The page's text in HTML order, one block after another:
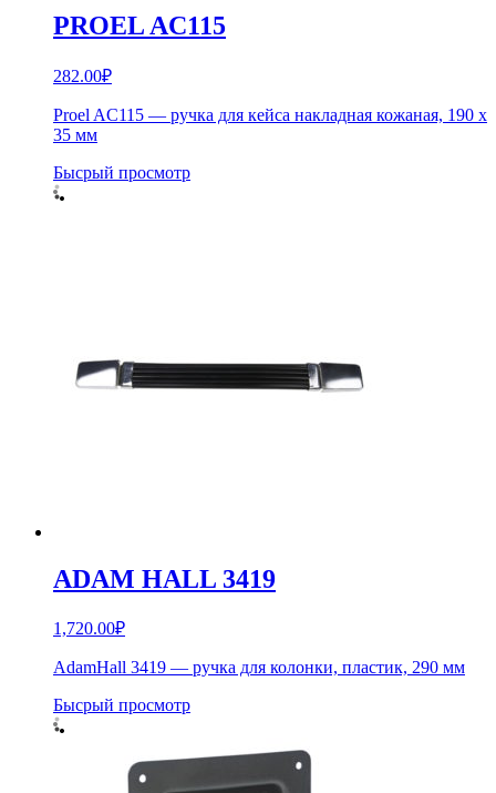
PROEL AC115
282.00₽
Proel AC115 — ручка для кейса накладная кожаная, 190 х
35 мм
Бысрый просмотр
ADAM HALL 3419
1,720.00₽
AdamHall 3419 — ручка для колонки, пластик, 290 мм
Бысрый просмотр